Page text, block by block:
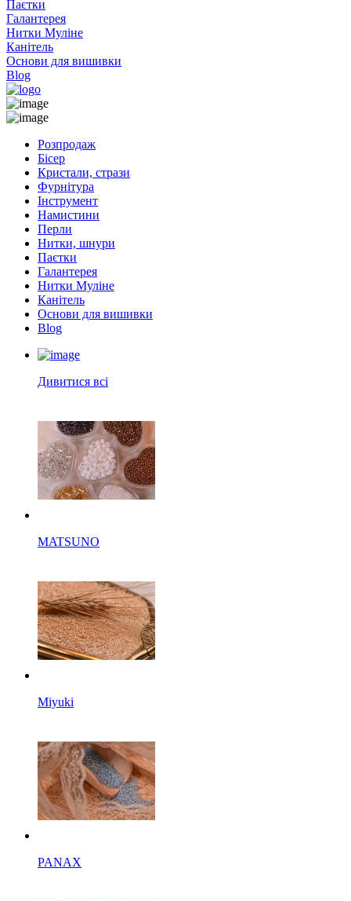
Паєтки
Галантерея
Нитки Муліне
Канітель
Основи для вишивки
Blog
Розпродаж
Бісер
Кристали, стрази
Фурнітура
Інструмент
Намистини
Перли
Нитки, шнури
Паєтки
Галантерея
Нитки Муліне
Канітель
Основи для вишивки
Blog
Дивитися всі
MATSUNO
Miyuki
PANAX